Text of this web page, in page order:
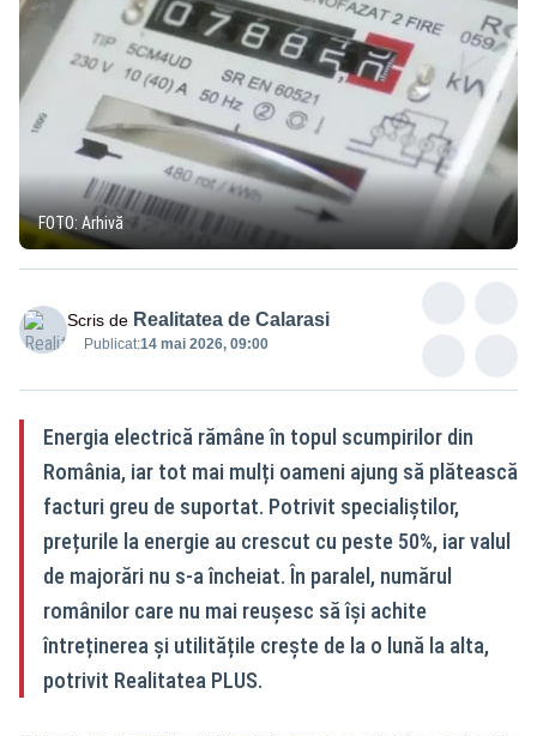
FOTO: Arhivă
Scris de Realitatea de Calarasi
Publicat:14 mai 2026, 09:00
Energia electrică rămâne în topul scumpirilor din
România, iar tot mai mulți oameni ajung să plătească
facturi greu de suportat. Potrivit specialiștilor,
prețurile la energie au crescut cu peste 50%, iar valul
de majorări nu s-a încheiat. În paralel, numărul
românilor care nu mai reușesc să își achite
întreținerea și utilitățile crește de la o lună la alta,
potrivit Realitatea PLUS.